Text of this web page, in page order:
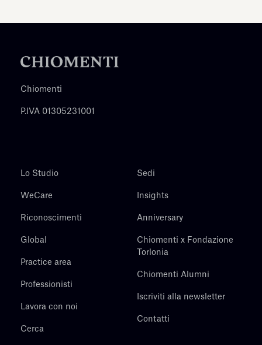
Chiomenti
P.IVA 01305231001
Lo Studio
WeCare
Riconoscimenti
Global
Practice area
Professionisti
Lavora con noi
Cerca
Sedi
Insights
Anniversary
Chiomenti x Fondazione
Torlonia
Chiomenti Alumni
Iscriviti alla newsletter
Contatti